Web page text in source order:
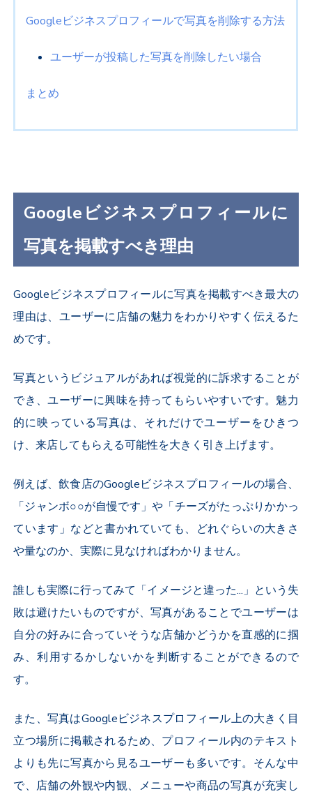
Googleビジネスプロフィールで写真を削除する方法
ユーザーが投稿した写真を削除したい場合
まとめ
Googleビジネスプロフィールに
写真を掲載すべき理由
Googleビジネスプロフィールに写真を掲載すべき最大の
理由は、ユーザーに店舗の魅力をわかりやすく伝えるた
めです。
写真というビジュアルがあれば視覚的に訴求することが
でき、ユーザーに興味を持ってもらいやすいです。魅力
的に映っている写真は、それだけでユーザーをひきつ
け、来店してもらえる可能性を大きく引き上げます。
例えば、飲食店のGoogleビジネスプロフィールの場合、
「ジャンボ○○が自慢です」や「チーズがたっぷりかかっ
ています」などと書かれていても、どれぐらいの大きさ
や量なのか、実際に見なければわかりません。
誰しも実際に行ってみて「イメージと違った...」という失
敗は避けたいものですが、写真があることでユーザーは
自分の好みに合っていそうな店舗かどうかを直感的に掴
み、利用するかしないかを判断することができるので
す。
また、写真はGoogleビジネスプロフィール上の大きく目
立つ場所に掲載されるため、プロフィール内のテキスト
よりも先に写真から見るユーザーも多いです。そんな中
で、店舗の外観や内観、メニューや商品の写真が充実し